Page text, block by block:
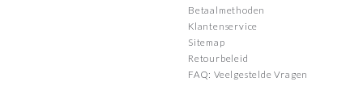
Betaalmethoden
Klantenservice
Sitemap
Retourbeleid
FAQ: Veelgestelde Vragen